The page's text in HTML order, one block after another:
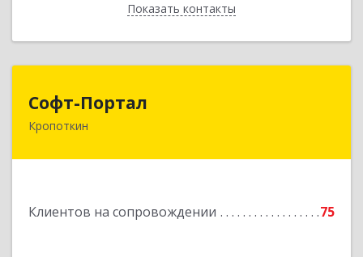
Показать контакты
Назад
Софт-Портал
Кропоткин
Клиентов на сопровождении 75
352395, Краснодарский край, Кавказский р-н,